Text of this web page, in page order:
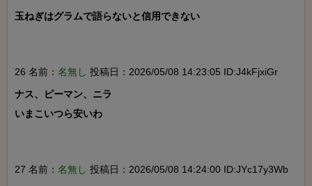
玉ねぎはグラムで語らないと信用できない
26 名前： 名無し 投稿日：2026/05/08 14:23:05 ID:J4kFjxiGr
ナス、ピーマン、ニラ
いまこいつら安いわ
27 名前： 名無し 投稿日：2026/05/08 14:24:00 ID:JYc17y3Wb